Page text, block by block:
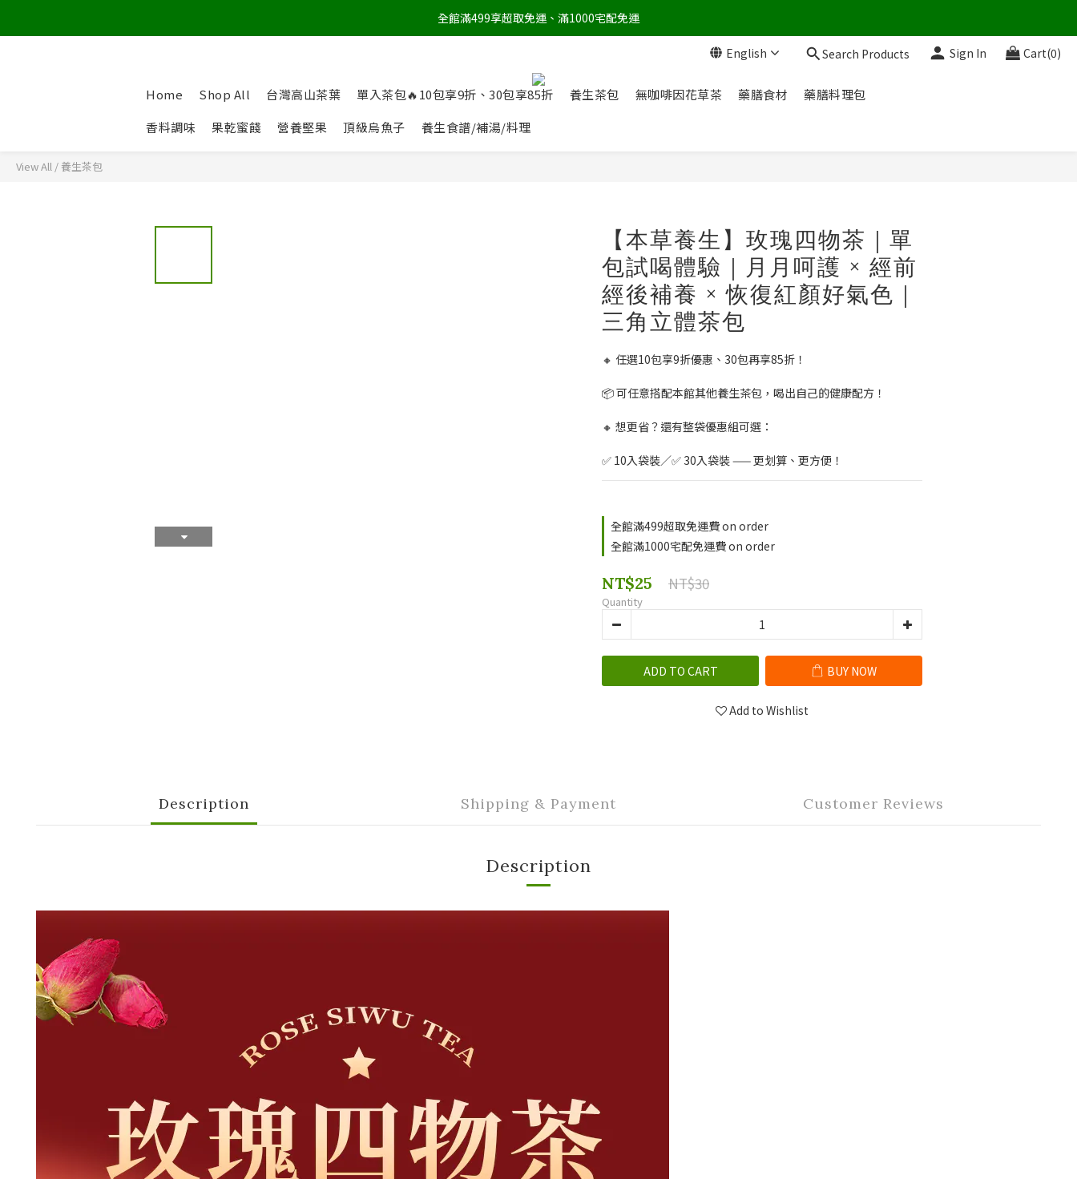
全館滿499享超取免運、滿1000宅配免運
English Search Products Sign In Cart(0)
Home Shop All 台灣高山茶葉 單入茶包🔥10包享9折、30包享85折 養生茶包 無咖啡因花草茶 藥膳食材
藥膳料理包
香料調味
果乾蜜餞 營養堅果 頂級烏魚子 養生食譜/補湯/料理
View All / 養生茶包
【本草養生】玫瑰四物茶｜單
包試喝體驗｜月月呵護 × 經前
經後補養 × 恢復紅顏好氣色｜
三角立體茶包
🔸 任選10包享9折優惠、30包再享85折！
📦 可任意搭配本館其他養生茶包，喝出自己的健康配方！
🔸 想更省？還有整袋優惠組可選：
✅ 10入袋裝／✅ 30入袋裝 —— 更划算、更方便！
全館滿499超取免運費 on order
全館滿1000宅配免運費 on order
NT$25 NT$30
Quantity
ADD TO CART BUY NOW
Add to Wishlist
Description Shipping & Payment Customer Reviews
Description